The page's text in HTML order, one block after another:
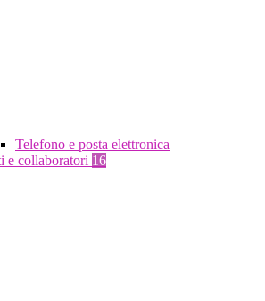
Telefono e posta elettronica
e collaboratori 16